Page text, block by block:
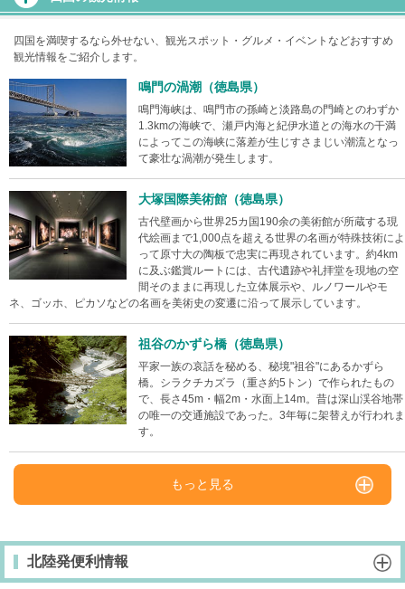
四国を満喫するなら外せない、観光スポット・グルメ・イベントなどおすすめ
観光情報をご紹介します。
鳴門の渦潮（徳島県）
鳴門海峡は、鳴門市の孫崎と淡路島の門崎とのわずか
1.3kmの海峡で、瀬戸内海と紀伊水道との海水の干満
によってこの海峡に落差が生じすさまじい潮流となっ
て豪壮な渦潮が発生します。
大塚国際美術館（徳島県）
古代壁画から世界25カ国190余の美術館が所蔵する現
代絵画まで1,000点を超える世界の名画が特殊技術によ
って原寸大の陶板で忠実に再現されています。約4km
に及ぶ鑑賞ルートには、古代遺跡や礼拝堂を現地の空
間そのままに再現した立体展示や、ルノワールやモ
ネ、ゴッホ、ピカソなどの名画を美術史の変遷に沿って展示しています。
祖谷のかずら橋（徳島県）
平家一族の哀話を秘める、秘境"祖谷"にあるかずら
橋。シラクチカズラ（重さ約5トン）で作られたもの
で、長さ45m・幅2m・水面上14m。昔は深山渓谷地帯
の唯一の交通施設であった。3年毎に架替えが行われま
す。
もっと見る
北陸発便利情報